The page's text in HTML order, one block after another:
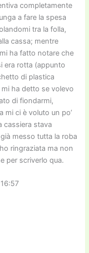
completamente
a fare la spesa
tra la folla,
cassa; mentre
ha fatto notare che
era rotta (appunto
di plastica
ha detto se volevo
di fiondarmi,
ci è voluto un po’
cassiera stava
messo tutta la roba
ringraziata ma non
per scriverlo qua.